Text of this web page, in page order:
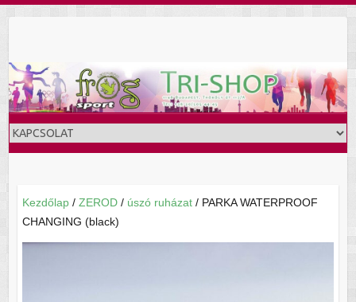
Kezdőlap/ ZEROD/ úszó ruházat/ PARKA WATERPROOF
CHANGING (black)